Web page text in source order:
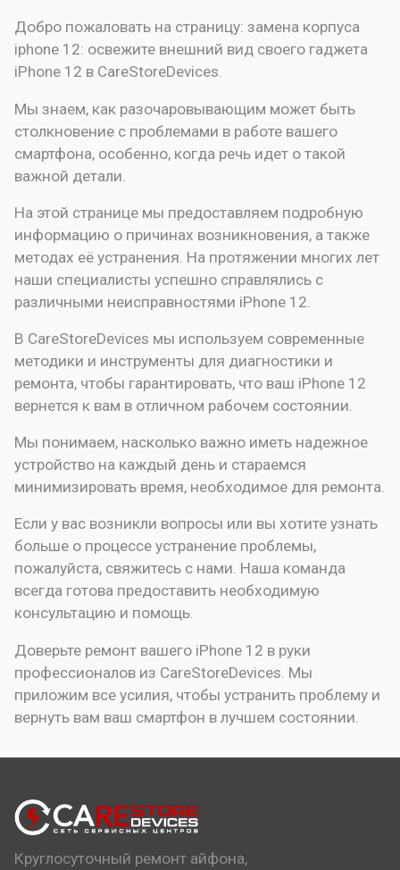
Добро пожаловать на страницу:замена корпуса
iphone 12: освежите внешний вид своего гаджета
iPhone 12 в CareStoreDevices.
Мы знаем, как разочаровывающим может быть
столкновение с проблемами в работе вашего
смартфона, особенно, когда речь идет о такой
важной детали.
На этой странице мы предоставляем подробную
информацию о причинах возникновения, а также
методах её устранения. На протяжении многих лет
наши специалисты успешно справлялись с
различными неисправностями iPhone 12.
В CareStoreDevices мы используем современные
методики и инструменты для диагностики и
ремонта, чтобы гарантировать, что ваш iPhone 12
вернется к вам в отличном рабочем состоянии.
Мы понимаем, насколько важно иметь надежное
устройство на каждый день и стараемся
минимизировать время, необходимое для ремонта.
Если у вас возникли вопросы или вы хотите узнать
больше о процессе устранение проблемы,
пожалуйста, свяжитесь с нами. Наша команда
всегда готова предоставить необходимую
консультацию и помощь.
Доверьте ремонт вашего iPhone 12 в руки
профессионалов из CareStoreDevices. Мы
приложим все усилия, чтобы устранить проблему и
вернуть вам ваш смартфон в лучшем состоянии.
Круглосуточный ремонт айфона,